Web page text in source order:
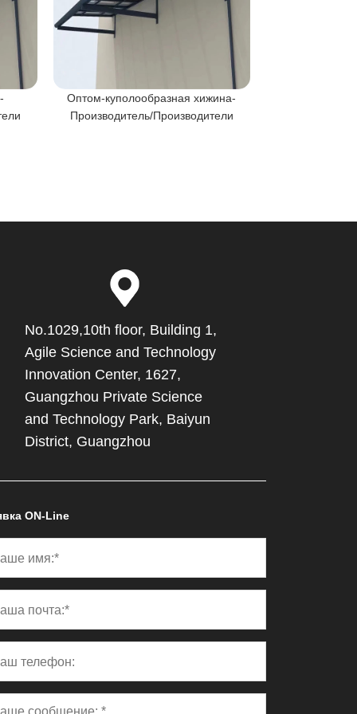
Оптом-куполообразная хижина-
Производитель/Производители
No.1029,10th floor, Building 1,
Agile Science and Technology
Innovation Center, 1627,
Guangzhou Private Science
and Technology Park, Baiyun
District, Guangzhou
ON-Line